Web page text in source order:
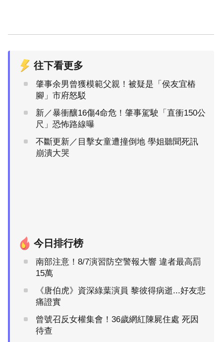
往下看更多
肇事余男曾獲模範父親！被疑是「侯友宜樁
腳」市府怒駁
新／暴衝釀16傷4命危！肇事駕駛「直衝150公
尺」恐怖路線曝
不斷更新／目擊女童遭撞倒地 學姐聽聞死訊
崩潰大哭
今日排行榜
南部注意！8/7演習防空警報大響 違者最高罰
15萬
《唐伯虎》資深綠葉演員 黎彼得病逝...好友悲
痛證實
曾號召反女權集會！36歲網紅陳屍住處 死因
待查